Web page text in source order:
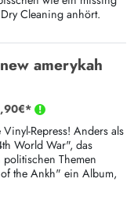
Cleaning anhört.
amerykah
Repress! Anders als
World War", das
Themen
the Ankh" ein Album,